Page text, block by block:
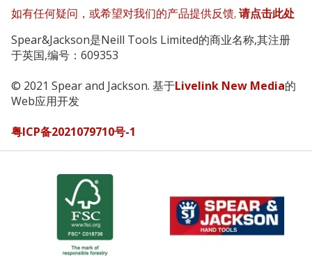
如有任何疑问，或希望对我们的产品提供反馈,请点击此处
Spear&Jackson是Neill Tools Limited的商业名称,其注册
于英国,编号：609353
© 2021 Spear and Jackson. 基于Livelink New Media的
Web应用开发
粤ICP备2021079710号-1